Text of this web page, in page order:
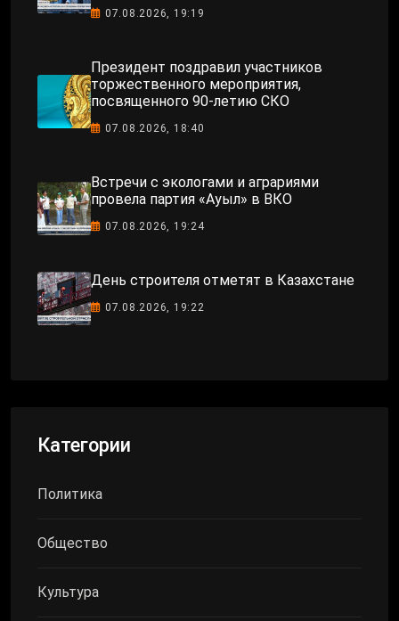
07.08.2026, 19:19
Президент поздравил участников
торжественного мероприятия,
посвященного 90-летию СКО
07.08.2026, 18:40
Встречи с экологами и аграриями
провела партия «Ауыл» в ВКО
07.08.2026, 19:24
День строителя отметят в Казахстане
07.08.2026, 19:22
Категории
Политика
Общество
Культура